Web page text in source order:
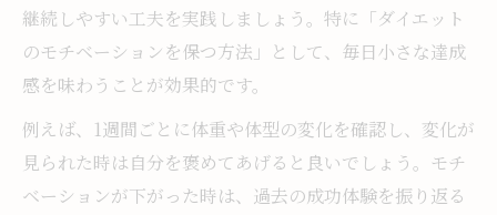
継続しやすい工夫を実践しましょう。特に「ダイエット
のモチベーションを保つ方法」として、毎日小さな達成
感を味わうことが効果的です。
例えば、1週間ごとに体重や体型の変化を確認し、変化が
見られた時は自分を褒めてあげると良いでしょう。モチ
ベーションが下がった時は、過去の成功体験を振り返る